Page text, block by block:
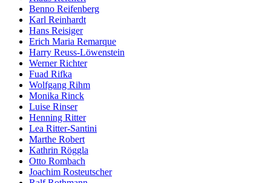
Benno Reifenberg
Karl Reinhardt
Hans Reisiger
Erich Maria Remarque
Harry Reuss-Löwenstein
Werner Richter
Fuad Rifka
Wolfgang Rihm
Monika Rinck
Luise Rinser
Henning Ritter
Lea Ritter-Santini
Marthe Robert
Kathrin Röggla
Otto Rombach
Joachim Rosteutscher